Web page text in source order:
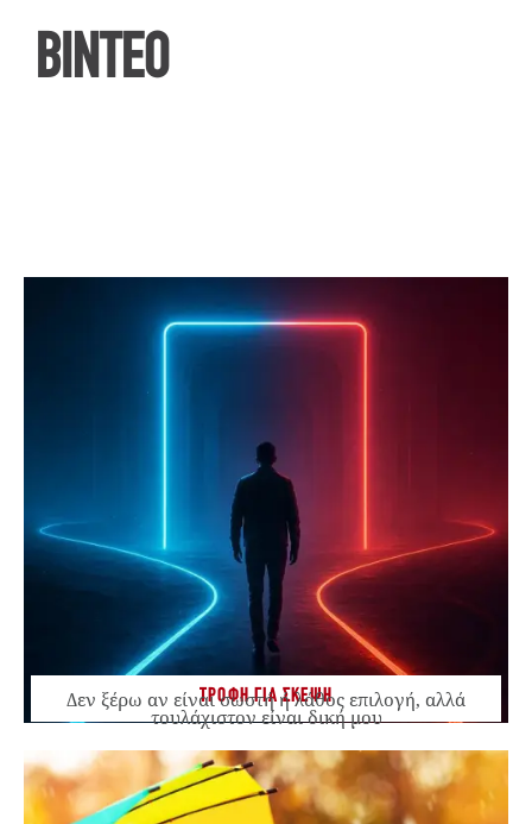
ΒΙΝΤΕΟ
ΤΡΟΦΗ ΓΙΑ ΣΚΕΨΗ
Δεν ξέρω αν είναι σωστή ή λάθος επιλογή, αλλά
τουλάχιστον είναι δική μου